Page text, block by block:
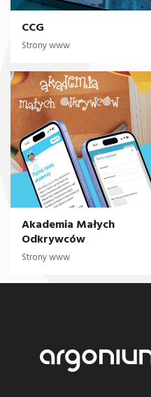
CCG
Strony www
Akademia Małych
Odkrywców
Strony www